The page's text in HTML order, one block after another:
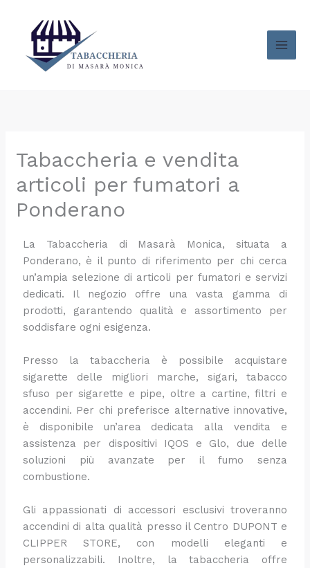
contenuto
Tabaccheria e vendita
articoli per fumatori a
Ponderano
La Tabaccheria di Masarà Monica, situata a
Ponderano, è il punto di riferimento per chi cerca
un’ampia selezione di articoli per fumatori e servizi
dedicati. Il negozio offre una vasta gamma di
prodotti, garantendo qualità e assortimento per
soddisfare ogni esigenza.
Presso la tabaccheria è possibile acquistare
sigarette delle migliori marche, sigari, tabacco
sfuso per sigarette e pipe, oltre a cartine, filtri e
accendini. Per chi preferisce alternative innovative,
è disponibile un’area dedicata alla vendita e
assistenza per dispositivi IQOS e Glo, due delle
soluzioni più avanzate per il fumo senza
combustione.
Gli appassionati di accessori esclusivi troveranno
accendini di alta qualità presso il Centro DUPONT e
CLIPPER STORE, con modelli eleganti e
personalizzabili. Inoltre, la tabaccheria offre